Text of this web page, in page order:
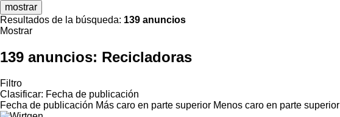
mostrar
Resultados de la búsqueda: 139 anuncios
Mostrar
139 anuncios: Recicladoras
Filtro
Clasificar: Fecha de publicación
Fecha de publicación Más caro en parte superior Menos caro en parte superior